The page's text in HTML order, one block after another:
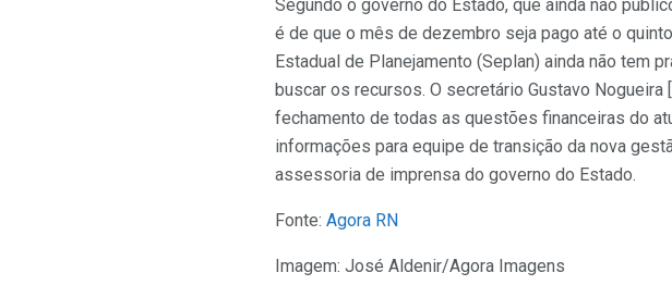
Segundo o governo do Estado, que ainda não
é de que o mês de dezembro seja pago até o
Estadual de Planejamento (Seplan) ainda não tem
buscar os recursos. O secretário Gustavo
fechamento de todas as questões financeiras do
informações para equipe de transição da nova
assessoria de imprensa do governo do Estado.
Fonte: Agora RN
Imagem: José Aldenir/Agora Imagens